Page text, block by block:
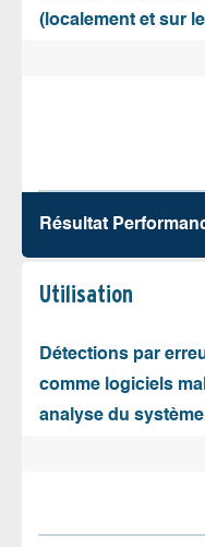
(localement et sur
Résultat
Utilisation
Détections par
comme logiciels
analyse du système